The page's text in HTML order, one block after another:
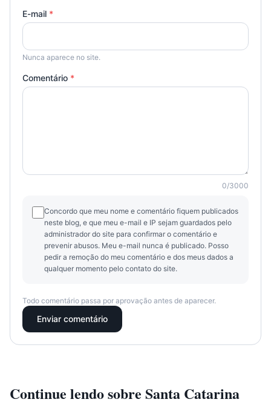
E-mail *
Nunca aparece no site.
Comentário *
0/3000
Concordo que meu nome e comentário fiquem publicados
neste blog, e que meu e-mail e IP sejam guardados pelo
administrador do site para confirmar o comentário e
prevenir abusos. Meu e-mail nunca é publicado. Posso
pedir a remoção do meu comentário e dos meus dados a
qualquer momento pelo contato do site.
Todo comentário passa por aprovação antes de aparecer.
Enviar comentário
Continue lendo sobre Santa Catarina